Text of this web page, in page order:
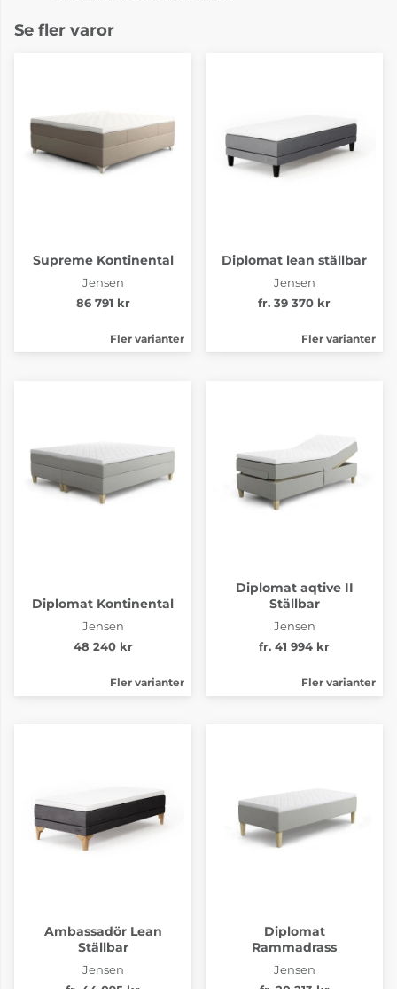
Se fler varor
Supreme Kontinental
Jensen
86 791 kr
Fler varianter
Diplomat lean ställbar
Jensen
fr. 39 370 kr
Fler varianter
Diplomat Kontinental
Jensen
48 240 kr
Fler varianter
Diplomat aqtive II
Ställbar
Jensen
fr. 41 994 kr
Fler varianter
Ambassadör Lean
Ställbar
Jensen
Diplomat
Rammadrass
Jensen